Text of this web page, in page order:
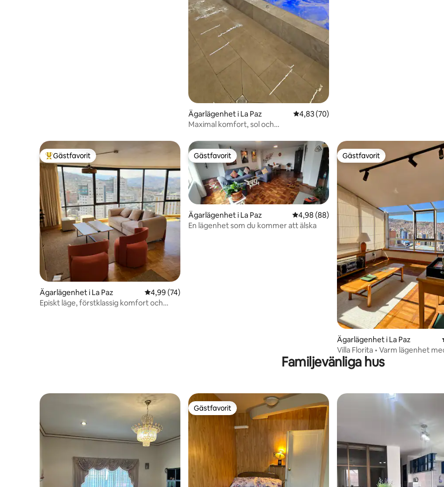
Ägarlägenhet i La Paz 4,83 av 5 i genomsnittligt betyg, 70
4,83 (70)
Maximal komfort, sol och
Populär gästfavorit
Gästfavorit
Ägarlägenhet i La Paz 4,99 av 5 i genomsnittligt betyg, 74 omdömen
4,99 (74)
Episkt läge, förstklassig komfort och
Gästfavorit
Gästfavorit
Ägarlägenhet i La Paz 4,98 av 5 i genomsnittligt betyg, 88
4,98 (88)
En lägenhet som du kommer att älska
Gästfavorit
Gästfavorit
Ägarlägenhet i La Paz
Villa Florita • Varm lägenhet
fantastisk utsikt
Familjevänliga hus
Gästfavorit
Gästfavorit